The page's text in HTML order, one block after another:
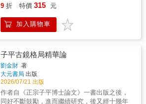
木之陰陽具矣
年康樂福壽多。 家庭關係組合： 男金女木子女
子女不聽話，家庭風波多。 四大實戰方向（卷
三）：家人緣分、婚姻維繫、事業運、財運 從
家人關係、婚姻、事業、財運等方面介紹實戰
由天干地支組成，各可以代表身邊的親人，例
如： 年干支代表祖父母、月干支代表父母、日
干支則代表自己和配偶，時干支則是子女。當
某一干支有剋星時，可以初步判斷哪一位親人
的狀態較不安穩。 性格分析大全（卷四） 預測
吉凶禍福、富貴貧賤之，還可以分析性格，幫
時，我們也必須修正其錯誤的部份，在去蕪存
菁情況之下，必能再造精確的思想邏輯，而達
不惑之境也！
9 折 特價 315 元
加入購物車
子平古鏡格局精華論
劉金財 著
大元書局 出版
2026/07/21 出版
作者自《正宗子平博士論文》一書出版之後，
同好不斷鼓勵，進而繼續研究，後又經十幾年